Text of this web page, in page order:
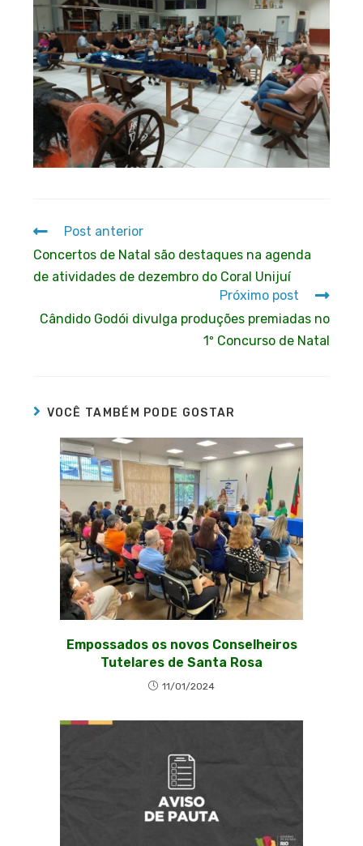
Post anterior
Concertos de Natal são destaques na agenda
de atividades de dezembro do Coral Unijuí
Próximo post
Cândido Godói divulga produções premiadas no
1º Concurso de Natal
VOCÊ TAMBÉM PODE GOSTAR
Empossados os novos Conselheiros
Tutelares de Santa Rosa
11/01/2024